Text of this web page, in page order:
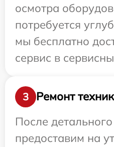
осмотра
потребуется
мы бесплатно
сервис в
3
Ремонт
После
предоставим на